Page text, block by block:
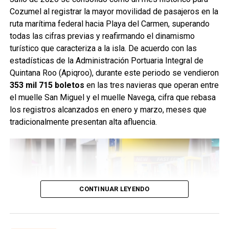
Cozumel al registrar la mayor movilidad de pasajeros en la
ruta marítima federal hacia Playa del Carmen, superando
todas las cifras previas y reafirmando el dinamismo
turístico que caracteriza a la isla. De acuerdo con las
estadísticas de la Administración Portuaria Integral de
Quintana Roo (Apiqroo), durante este periodo se vendieron
353 mil 715 boletos en las tres navieras que operan entre
el muelle San Miguel y el muelle Navega, cifra que rebasa
los registros alcanzados en enero y marzo, meses que
tradicionalmente presentan alta afluencia.
CONTINUAR LEYENDO